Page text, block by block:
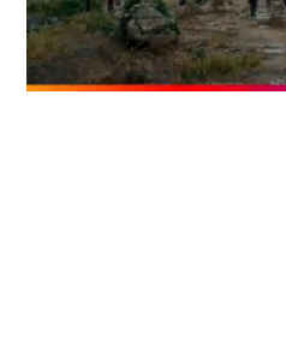
Unmute
Loaded:
0%
Progress:
0%